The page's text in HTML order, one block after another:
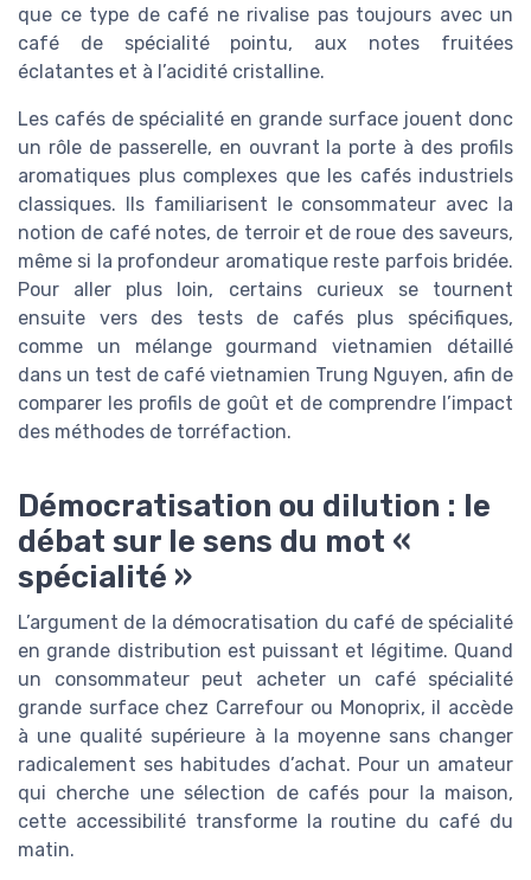
que ce type de café ne rivalise pas toujours avec un
café de spécialité pointu, aux notes fruitées
éclatantes et à l’acidité cristalline.
Les cafés de spécialité en grande surface jouent donc
un rôle de passerelle, en ouvrant la porte à des profils
aromatiques plus complexes que les cafés industriels
classiques. Ils familiarisent le consommateur avec la
notion de café notes, de terroir et de roue des saveurs,
même si la profondeur aromatique reste parfois bridée.
Pour aller plus loin, certains curieux se tournent
ensuite vers des tests de cafés plus spécifiques,
comme un mélange gourmand vietnamien détaillé
dans un test de café vietnamien Trung Nguyen, afin de
comparer les profils de goût et de comprendre l’impact
des méthodes de torréfaction.
Démocratisation ou dilution : le
débat sur le sens du mot «
spécialité »
L’argument de la démocratisation du café de spécialité
en grande distribution est puissant et légitime. Quand
un consommateur peut acheter un café spécialité
grande surface chez Carrefour ou Monoprix, il accède
à une qualité supérieure à la moyenne sans changer
radicalement ses habitudes d’achat. Pour un amateur
qui cherche une sélection de cafés pour la maison,
cette accessibilité transforme la routine du café du
matin.